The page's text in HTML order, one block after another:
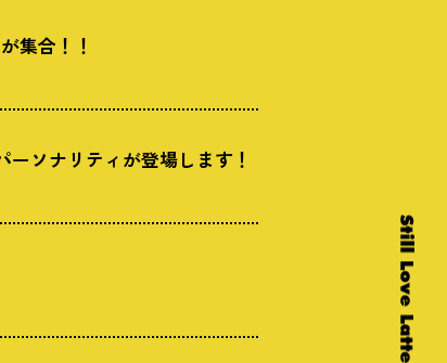
集合！！
ソナリティが登場します！